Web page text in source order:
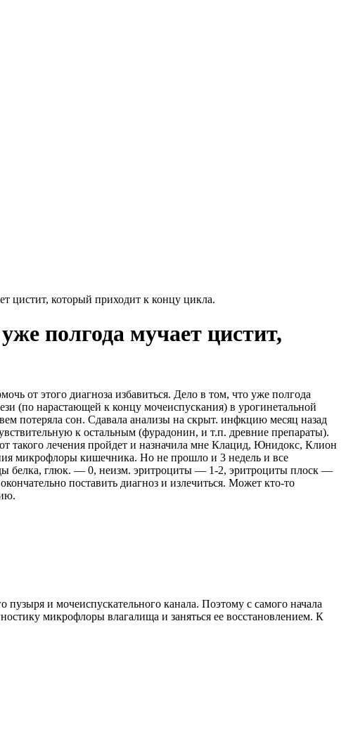
цистит, который приходит к концу цикла.
полгода мучает цистит,
от этого диагноза избавиться. Дело в том, что уже полгода
(по нарастающей к концу мочеиспускания) в урогинетальной
потеряла сон. Сдавала анализы на скрыт. инфкцию месяц назад
к остальным (фурадонин, и т.п. древние препараты).
такого лечения пройдет и назначила мне Клацид, Юнидокс, Клион
микрофлоры кишечника. Но не прошло и 3 недель и все
белка, глюк. — 0, неизм. эритроциты — 1-2, эритроциты плоск —
поставить диагноз и излечиться. Может кто-то
пузыря и мочеиспускательного канала. Поэтому с самого начала
микрофлоры влагалища и заняться ее восстановлением. К